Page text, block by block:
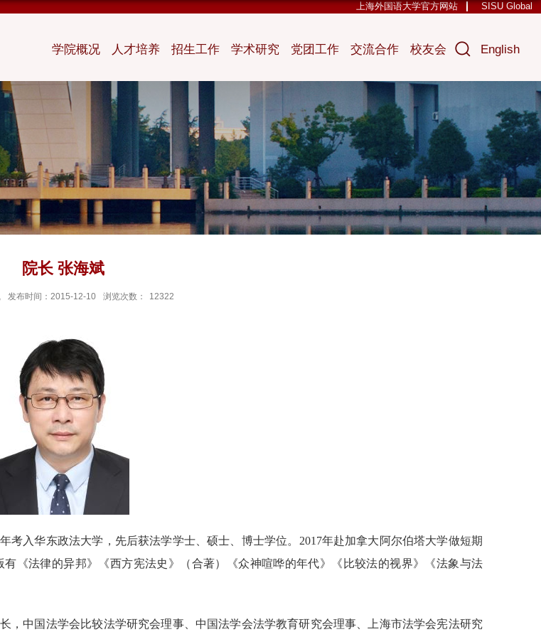
上海外国语大学官方网站 SISU Global
学院概况 人才培养 招生工作 学术研究 党团工作 交流合作 校友会 English
院长 张海斌
发布时间：2015-12-10 浏览次数： 12322
年考入华东政法大学，先后获法学学士、硕士、博士学位。 2017年赴加拿大阿尔伯塔大学做短期
《法律的异邦》《西方宪法史》（合著）《众神喧哗的年代》《比较法的视界》《法象与法
，中国法学会比较法学研究会理事、中国法学会法学教育研究会理事、上海市法学会宪法研究